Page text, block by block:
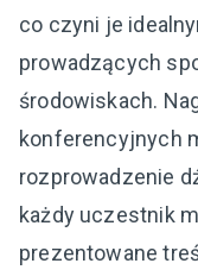
co czyni je
prowadzących
środowiskach.
konferencyjnych
rozprowadzenie
każdy uczestnik
prezentowane